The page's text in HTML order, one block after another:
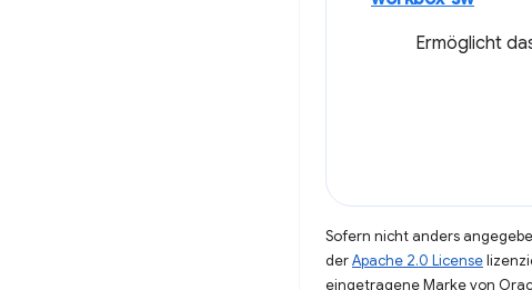
Ermöglicht
Sofern nicht anders
derApache 2.0 License
eingetragene Marke von